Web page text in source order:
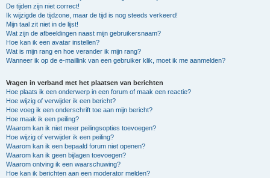
De tijden zijn niet correct!
Ik wijzigde de tijdzone, maar de tijd is nog steeds verkeerd!
Mijn taal zit niet in de lijst!
Wat zijn de afbeeldingen naast mijn gebruikersnaam?
Hoe kan ik een avatar instellen?
Wat is mijn rang en hoe verander ik mijn rang?
Wanneer ik op de e-maillink van een gebruiker klik, moet ik me aanmelden?
Vragen in verband met het plaatsen van berichten
Hoe plaats ik een onderwerp in een forum of maak een reactie?
Hoe wijzig of verwijder ik een bericht?
Hoe voeg ik een onderschrift toe aan mijn bericht?
Hoe maak ik een peiling?
Waarom kan ik niet meer peilingsopties toevoegen?
Hoe wijzig of verwijder ik een peiling?
Waarom kan ik een bepaald forum niet openen?
Waarom kan ik geen bijlagen toevoegen?
Waarom ontving ik een waarschuwing?
Hoe kan ik berichten aan een moderator melden?